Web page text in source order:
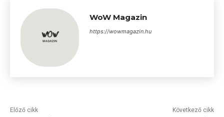
WoW Magazin
https://wowmagazin.hu
Előző cikk Következő cikk